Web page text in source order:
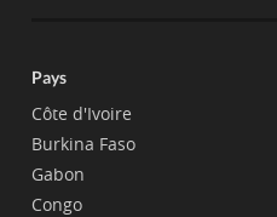
Pays
Côte d'Ivoire
Burkina Faso
Gabon
Congo